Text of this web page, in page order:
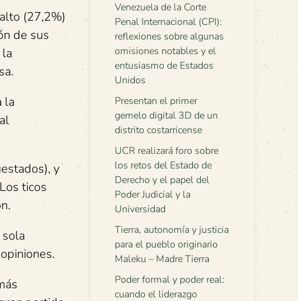
(27,2%)
de sus
la
y
ticos
Venezuela de la Corte
Penal Internacional (CPI):
reflexiones sobre algunas
omisiones notables y el
entusiasmo de Estados
Unidos
Presentan el primer
gemelo digital 3D de un
distrito costarricense
UCR realizará foro sobre
los retos del Estado de
Derecho y el papel del
Poder Judicial y la
Universidad
Tierra, autonomía y justicia
para el pueblo originario
Maleku – Madre Tierra
Poder formal y poder real:
cuando el liderazgo